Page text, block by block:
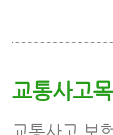
교통사고